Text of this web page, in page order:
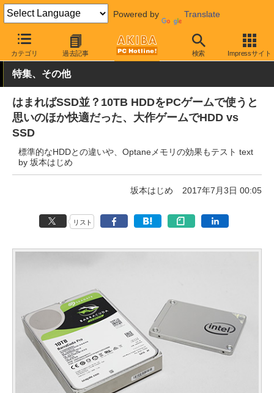
Powered by Translate
カテゴリ 過去記事 検索 Impressサイト
AKIBA PC Hotline! PCパーツ HDD（ハードディスク） Seagate
特集、その他
はまればSSD並？10TB HDDをPCゲームで使うと
思いのほか快適だった、大作ゲームでHDD vs
SSD
標準的なHDDとの違いや、Optaneメモリの効果もテスト text
by 坂本はじめ
坂本はじめ 2017年7月3日 00:05
リスト